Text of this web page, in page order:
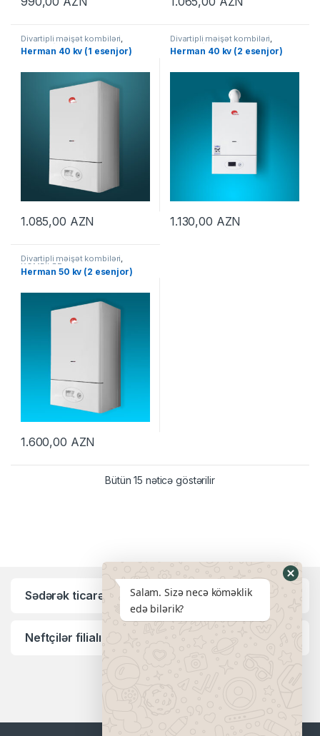
Divartipli məişət kombiləri
KOMBİLƏR
Herman 40 kv (1 esenjor)
1.085,00 AZN
Divartipli məişət kombiləri
KOMBİLƏR
Herman 40 kv (2 esenjor)
1.130,00 AZN
Divartipli məişət kombiləri,
KOMBİLƏR
Herman 50 kv (2 esenjor)
1.600,00 AZN
Bütün 15 nəticə göstərilir
Sədərək ticarət mərkəzi filialı:
Neftçilər filialı:
Salam. Sizə necə köməklik
edə bilərik?